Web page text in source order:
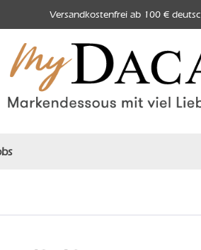
Versandkostenfrei ab 100 €